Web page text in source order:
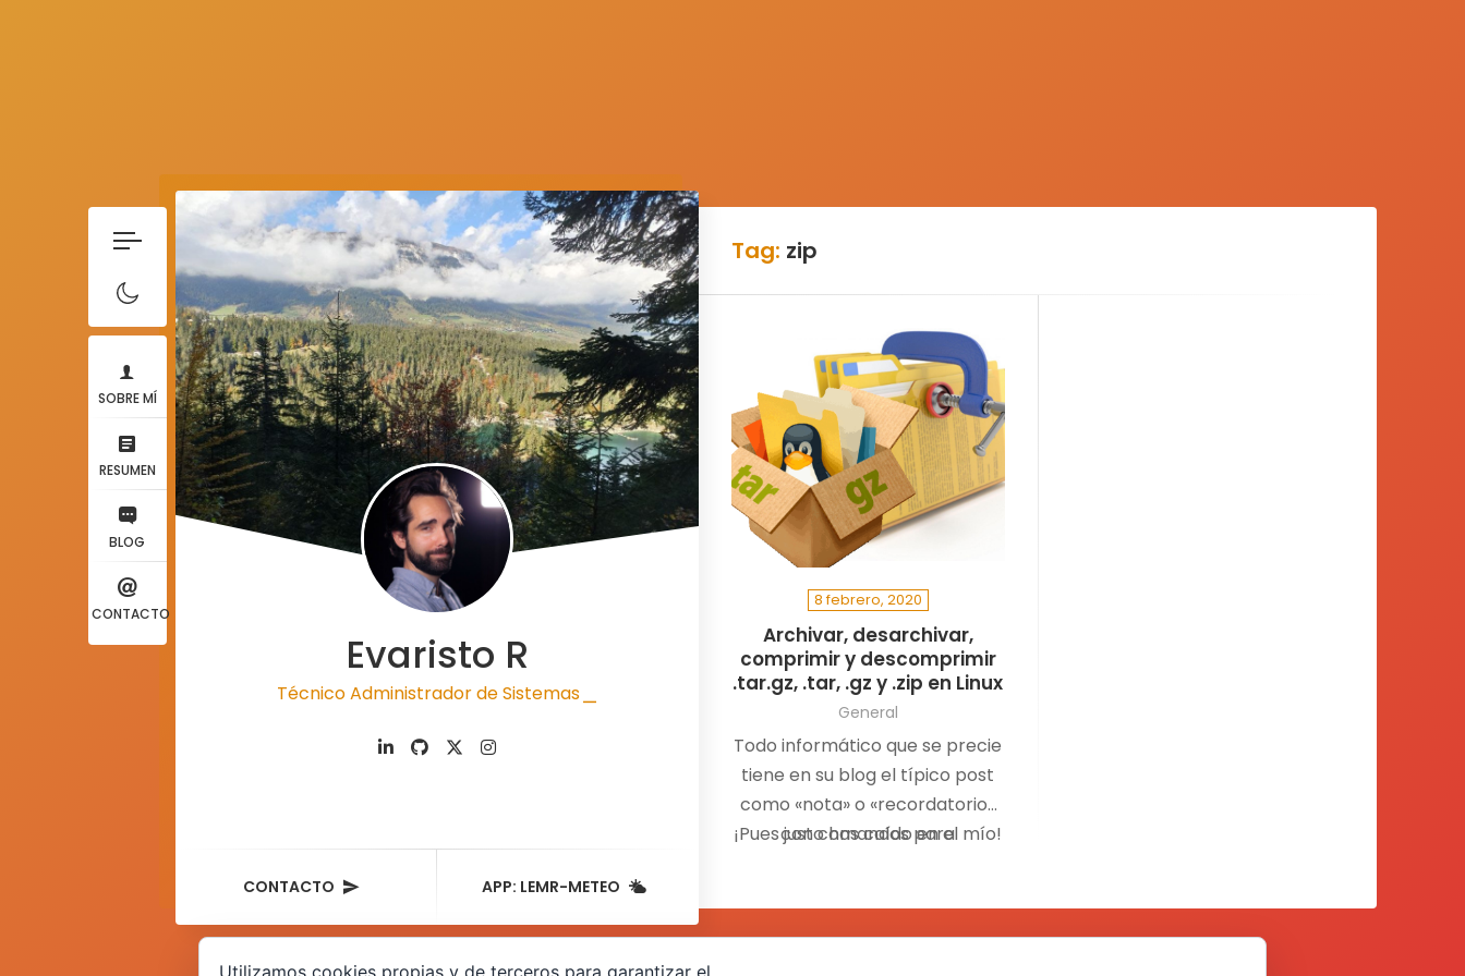
SOBRE MÍ
RESUMEN
BLOG
CONTACTO
Evaristo R
Técnico Administrador de Sistemas |
CONTACTO APP: LEMR-METEO
Tag: zip
8 febrero, 2020
Archivar, desarchivar,
comprimir y descomprimir
.tar.gz, .tar, .gz y .zip en Linux
General
Todo informático que se precie
tiene en su blog el típico post
como «nota» o «recordatorio»
con comandos para
¡Pues justo has caído en el mío!
Utilizamos cookies propias y de terceros para garantizar el